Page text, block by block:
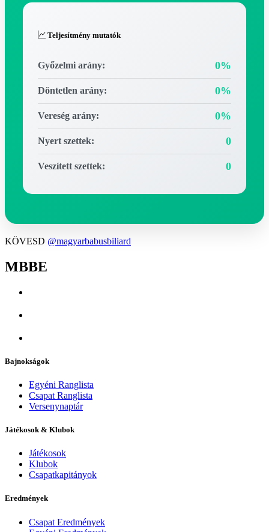
Teljesítmény mutatók
Győzelmi arány: 0%
Döntetlen arány: 0%
Vereség arány: 0%
Nyert szettek: 0
Veszített szettek: 0
KÖVESD @magyarbabusbiliard
MBBE
Bajnokságok
Egyéni Ranglista
Csapat Ranglista
Versenynaptár
Játékosok & Klubok
Játékosok
Klubok
Csapatkapitányok
Eredmények
Csapat Eredmények